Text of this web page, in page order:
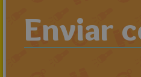
Enviar